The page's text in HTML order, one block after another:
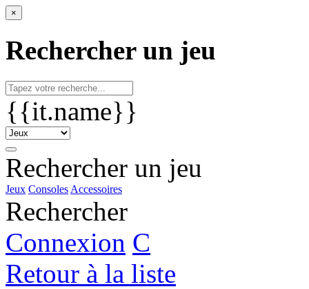
×
Rechercher un jeu
{{it.name}}
Rechercher un jeu
Jeux Consoles Accessoires
Rechercher
Connexion C
Retour à la liste